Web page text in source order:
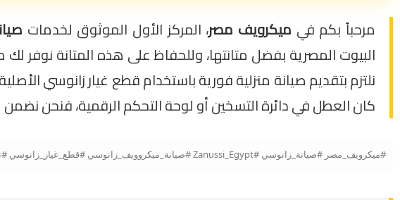
مرحباً بكم في ميكرويف مصر، المركز الأول الموثوق لخدمات
البيوت المصرية بفضل متانتها، وللحفاظ على هذه المتانة نوفر
نلتزم بتقديم صيانة منزلية فورية باستخدام قطع غيار زانوسي
كان العطل في دائرة التسخين أو لوحة التحكم الرقمية، فنحن
#ميكرويف_مصر #صيانة_زانوسي #Zanussi_Egypt #صيانة_ميكروويف_زانوسي #قطع_غيار_زانوسي #تصليح_ميكروويف #المركز_الرئيسي #صيانة_منزلية #ميكروويف_Zanussi